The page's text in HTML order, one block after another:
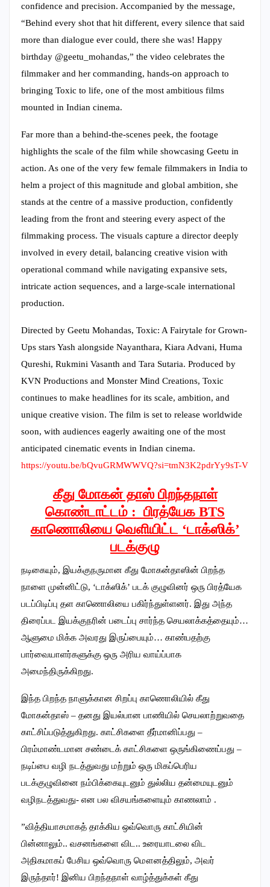
confidence and precision. Accompanied by the message,
“Behind every shot that hit different, every silence that said
more than dialogue ever could, there she was! Happy
birthday @geetu_mohandas,” the video celebrates the
filmmaker and her commanding, hands-on approach to
bringing Toxic to life, one of the most ambitious films
mounted in Indian cinema.
Far more than a behind-the-scenes peek, the footage
highlights the scale of the film while showcasing Geetu in
action. As one of the very few female filmmakers in India to
helm a project of this magnitude and global ambition, she
stands at the centre of a massive production, confidently
leading from the front and steering every aspect of the
filmmaking process. The visuals capture a director deeply
involved in every detail, balancing creative vision with
operational command while navigating expansive sets,
intricate action sequences, and a large-scale international
production.
Directed by Geetu Mohandas, Toxic: A Fairytale for Grown-
Ups stars Yash alongside Nayanthara, Kiara Advani, Huma
Qureshi, Rukmini Vasanth and Tara Sutaria. Produced by
KVN Productions and Monster Mind Creations, Toxic
continues to make headlines for its scale, ambition, and
unique creative vision. The film is set to release worldwide
soon, with audiences eagerly awaiting one of the most
anticipated cinematic events in Indian cinema.
https://youtu.be/bQvuGRMWWVQ?si=tmN3K2pdrYy9sT-V
கீது மோகன் தாஸ் பிறந்தநாள்
கொண்டாட்டம் : பிரத்யேக BTS
காணொலியை வெளியிட்ட ‘டாக்ஸிக்’
படக்குழு
நடிகையும், இயக்குநருமான கீது மோகன்தாஸின் பிறந்த
நாளை முன்னிட்டு, ‘டாக்ஸிக்’ படக் குழுவினர் ஒரு பிரத்யேக
படப்பிடிப்பு தள காணொலியை பகிர்ந்துள்ளனர். இது அந்த
திரைப்பட இயக்குநரின் படைப்பு சார்ந்த செயலாக்கத்தையும்…
ஆளுமை மிக்க அவரது இருப்பையும்… காண்பதற்கு
பார்வையாளர்களுக்கு ஒரு அரிய வாய்ப்பாக
அமைந்திருக்கிறது.
இந்த பிறந்த நாளுக்கான சிறப்பு காணொலியில் கீது
மோகன்தாஸ் – தனது இயல்பான பாணியில் செயலாற்றுவதை
காட்சிப்படுத்துகிறது. காட்சிகளை தீர்மானிப்பது –
பிரம்மாண்டமான சண்டைக் காட்சிகளை ஒருங்கிணைப்பது –
நடிப்பை வழி நடத்துவது மற்றும் ஒரு மிகப்பெரிய
படக்குழுவினை நம்பிக்கையுடனும் துல்லிய தன்மையுடனும்
வழிநடத்துவது- என பல விசயங்களையும் காணலாம் .
”வித்தியாசமாகத் தாக்கிய ஒவ்வொரு காட்சியின்
பின்னாலும்.. வசனங்களை விட.. உரையாடலை விட
அதிகமாகப் பேசிய ஒவ்வொரு மௌனத்திலும், அவர்
இருந்தார்! இனிய பிறந்தநாள் வாழ்த்துக்கள் கீது